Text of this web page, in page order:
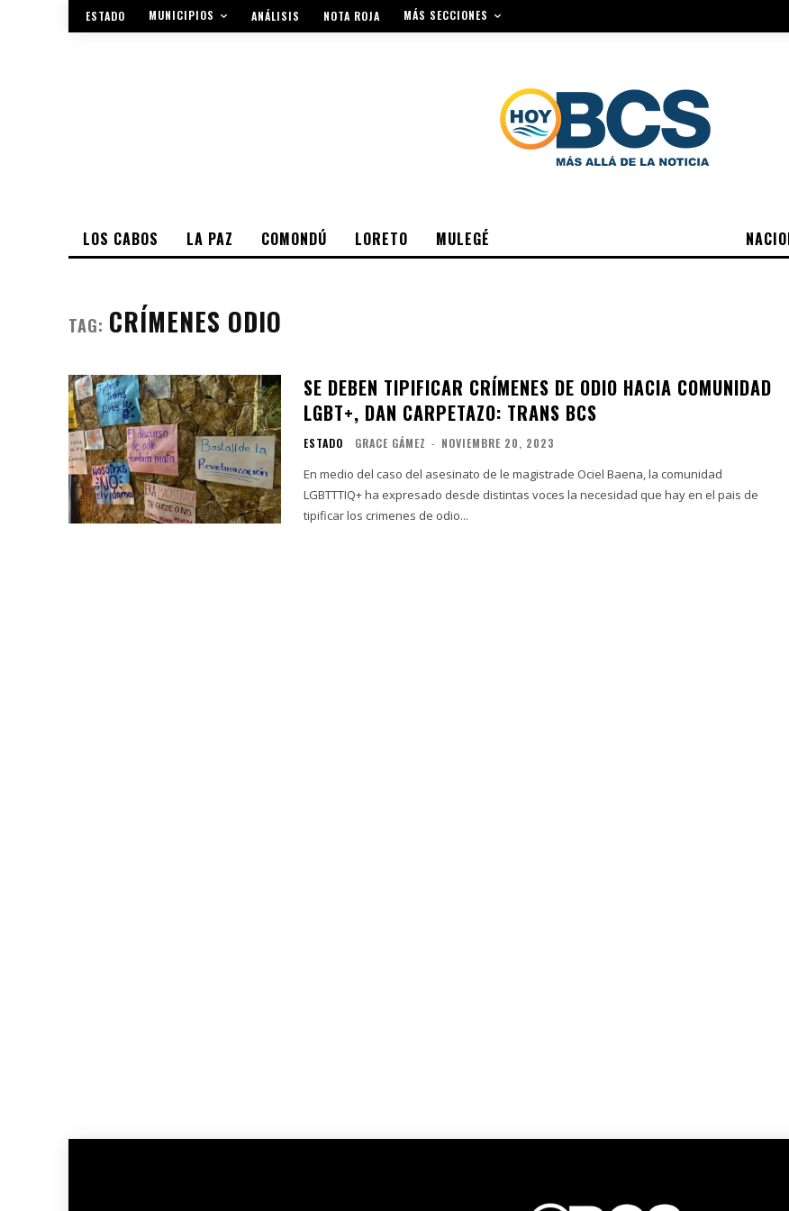
ESTADO MUNICIPIOS ANÁLISIS NOTA ROJA MÁS SECCIONES
LOS CABOS LA PAZ COMONDÚ LORETO MULEGÉ
TAG: CRÍMENES ODIO
SE DEBEN TIPIFICAR CRÍMENES DE ODIO HACIA COMUNIDAD
LGBT+, DAN CARPETAZO: TRANS BCS
ESTADO GRACE GÁMEZ - NOVIEMBRE 20, 2023
En medio del caso del asesinato de le magistrade Ociel Baena, la comunidad
LGBTTTIQ+ ha expresado desde distintas voces la necesidad que hay en el pais de
tipificar los crimenes de odio...